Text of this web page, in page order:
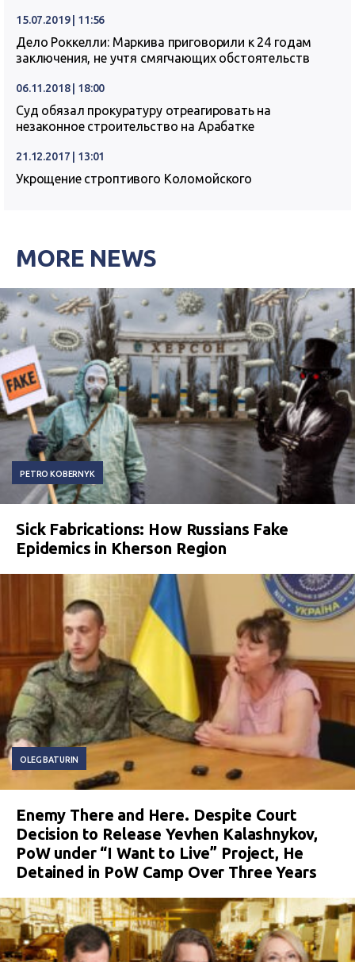
15.07.2019 | 11:56
Дело Роккелли: Маркива приговорили к 24 годам
заключения, не учтя смягчающих обстоятельств
06.11.2018 | 18:00
Суд обязал прокуратуру отреагировать на
незаконное строительство на Арабатке
21.12.2017 | 13:01
Укрощение строптивого Коломойского
MORE NEWS
PETRO KOBERNYK
Sick Fabrications: How Russians Fake
Epidemics in Kherson Region
OLEG BATURIN
Enemy There and Here. Despite Court
Decision to Release Yevhen Kalashnykov,
PoW under “I Want to Live” Project, He
Detained in PoW Camp Over Three Years